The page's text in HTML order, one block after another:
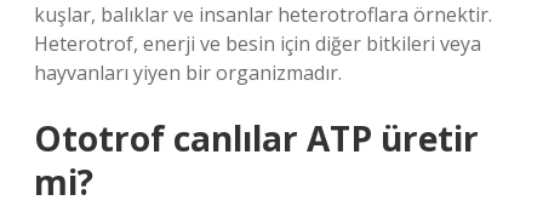
kuşlar, balıklar ve insanlar heterotroflara örnektir.
Heterotrof, enerji ve besin için diğer bitkileri veya
hayvanları yiyen bir organizmadır.
Ototrof canlılar ATP üretir
mi?